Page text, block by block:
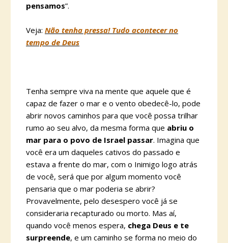
pensamos”.
Veja: Não tenha pressa! Tudo acontecer no
tempo de Deus
Tenha sempre viva na mente que aquele que é
capaz de fazer o mar e o vento obedecê-lo, pode
abrir novos caminhos para que você possa trilhar
rumo ao seu alvo, da mesma forma que abriu o
mar para o povo de Israel passar. Imagina que
você era um daqueles cativos do passado e
estava a frente do mar, com o Inimigo logo atrás
de você, será que por algum momento você
pensaria que o mar poderia se abrir?
Provavelmente, pelo desespero você já se
consideraria recapturado ou morto. Mas aí,
quando você menos espera, chega Deus e te
surpreende, e um caminho se forma no meio do